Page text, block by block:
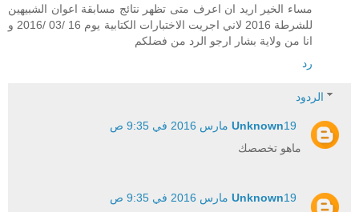
مساء الخير اريد ان اعرف متى تظهر نتائج مسابقة اعوان الشبيهين
للشرطة 2016 لاني اجريت الاختبارات الكتابية يوم 16 /03 /2016 و
انا من ولاية بشار ارجو الرد من فضلكم
رد
الردود
Unknown19 مارس 2016 في 9:35 ص
ماهو تخصصك
Unknown19 مارس 2016 في 9:35 ص